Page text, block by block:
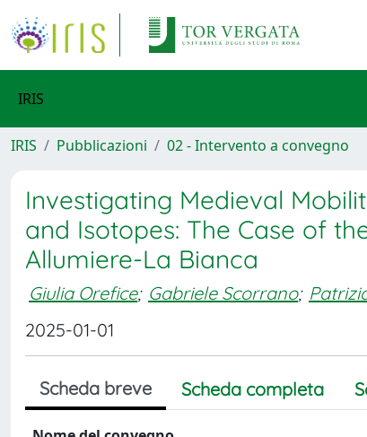
IRIS
IRIS Pubblicazioni 02 - Intervento a convegno
Investigating Medieval
and Isotopes: The Case of
Allumiere-La Bianca
Giulia Orefice; Gabriele Scorrano;
2025-01-01
Scheda breve Scheda completa